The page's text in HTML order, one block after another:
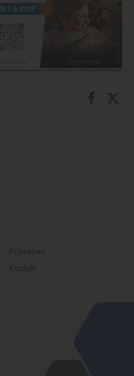
Přihlášení
Kontakt